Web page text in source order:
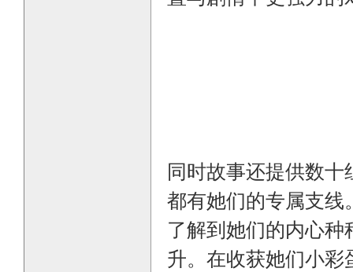
同时故事还提供数
都有她们的专属支线
了解到她们的内心
升。在收获她们小彩